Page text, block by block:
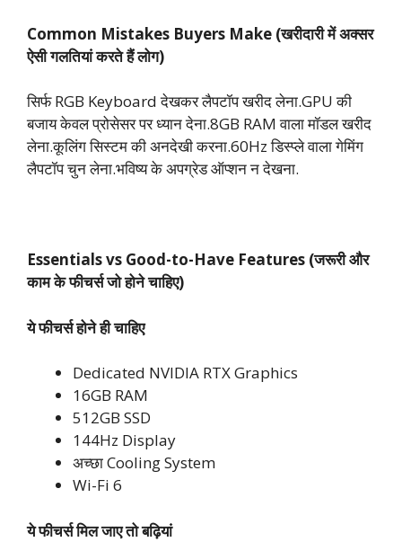
Common Mistakes Buyers Make (खरीदारी में अक्सर
ऐसी गलतियां करते हैं लोग)
सिर्फ RGB Keyboard देखकर लैपटॉप खरीद लेना.GPU की
बजाय केवल प्रोसेसर पर ध्यान देना.8GB RAM वाला मॉडल खरीद
लेना.कूलिंग सिस्टम की अनदेखी करना.60Hz डिस्प्ले वाला गेमिंग
लैपटॉप चुन लेना.भविष्य के अपग्रेड ऑप्शन न देखना.
Essentials vs Good-to-Have Features (जरूरी और
काम के फीचर्स जो होने चाहिए)
ये फीचर्स होने ही चाहिए
Dedicated NVIDIA RTX Graphics
16GB RAM
512GB SSD
144Hz Display
अच्छा Cooling System
Wi-Fi 6
ये फीचर्स मिल जाए तो बढ़ियां